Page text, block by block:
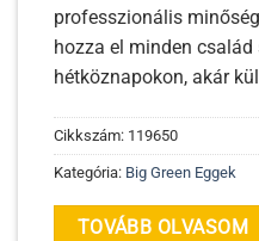
professzionális
hozza el minden család
hétköznapokon, akár
Cikkszám: 119650
Kategória: Big Green Eggek
TOVÁBB OLVASOM